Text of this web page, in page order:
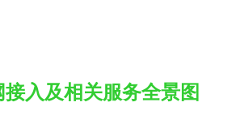
入及相关服务全景图